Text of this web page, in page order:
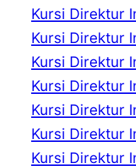
Kursi Direktur
Kursi Direktur
Kursi Direktur
Kursi Direktur
Kursi Direktur
Kursi Direktur
Kursi Direktur